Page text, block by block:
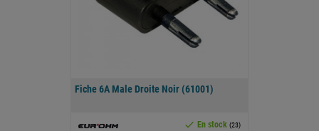
Fiche 6A Male Droite Noir (61001)
 En stock (23)